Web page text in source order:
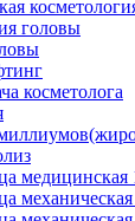
головы
косметолога
медицинская